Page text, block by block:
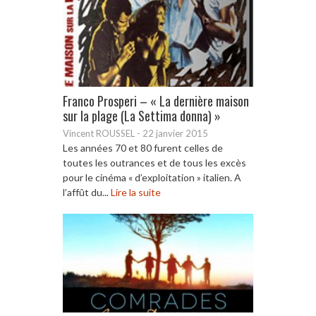
Franco Prosperi – « La dernière maison
sur la plage (La Settima donna) »
Vincent ROUSSEL - 22 janvier 2015
Les années 70 et 80 furent celles de
toutes les outrances et de tous les excès
pour le cinéma « d’exploitation » italien. A
l’affût du...Lire la suite